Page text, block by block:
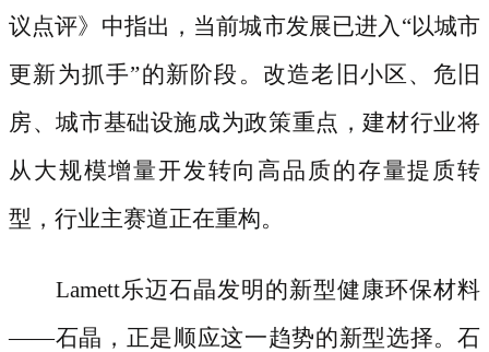
议点评》中指出，当前城市发展已进入 “以城市
更新为抓手”的新阶段。改造老旧小区、危旧
房、城市基础设施成为政策重点，建材行业将
从大规模增量开发转向高品质的存量提质转
型，行业主赛道正在重构。
Lamett乐迈石晶发明的新型健康环保材料
——石晶，正是顺应这一趋势的新型选择。石